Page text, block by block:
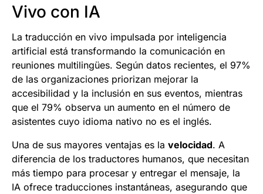
Vivo con IA
La traducción en vivo impulsada por inteligencia
artificial está transformando la comunicación en
reuniones multilingües. Según datos recientes, el 97%
de las organizaciones priorizan mejorar la
accesibilidad y la inclusión en sus eventos, mientras
que el 79% observa un aumento en el número de
asistentes cuyo idioma nativo no es el inglés.
Una de sus mayores ventajas es la velocidad. A
diferencia de los traductores humanos, que necesitan
más tiempo para procesar y entregar el mensaje, la
IA ofrece traducciones instantáneas, asegurando que